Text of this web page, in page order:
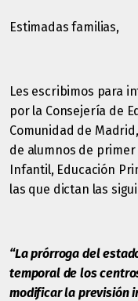
Estimadas familias,
Les escribimos para
por la Consejería de
Comunidad de
de alumnos de primer
Infantil, Educación
las que dictan las
“La prórroga del
temporal de los
modificar la previsión